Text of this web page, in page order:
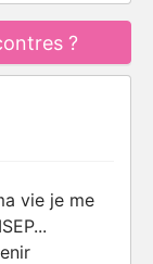
?
vie je me